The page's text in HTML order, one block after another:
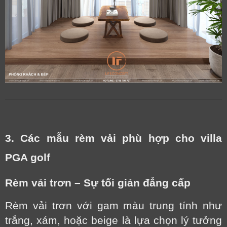
3. Các mẫu rèm vải phù hợp cho villa
PGA golf
Rèm vải trơn – Sự tối giản đẳng cấp
Rèm vải trơn với gam màu trung tính như
trắng, xám, hoặc beige là lựa chọn lý tưởng